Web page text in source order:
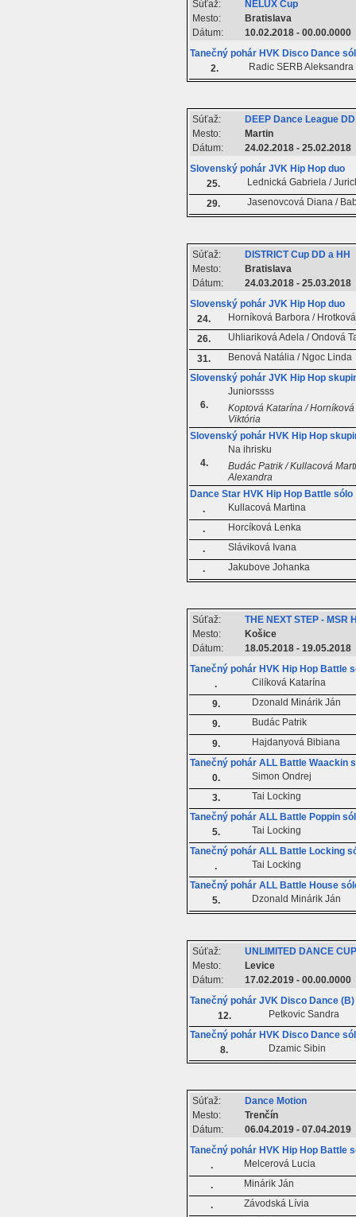
Súťaž:
NELUX Cup
Mesto:
Bratislava
Dátum:
10.02.2018 - 00.00.0000
Tanečný pohár HVK Disco Dance
2.
Radic SERB Aleksandra
Súťaž:
DEEP Dance League
Mesto:
Martin
Dátum:
24.02.2018 - 25.02.2018
Slovenský pohár JVK Hip Hop duo
25.
Lednická Gabriela /
29.
Jasenovcová Diana /
Súťaž:
DISTRICT Cup DD a HH
Mesto:
Bratislava
Dátum:
24.03.2018 - 25.03.2018
Slovenský pohár JVK Hip Hop duo
24.
Horníková Barbora /
26.
Uhliariková Adela / Ondová
31.
Benová Natália / Ngoc Linda
Slovenský pohár JVK Hip Hop
6.
Juniorssss
Koptová Katarína /
Viktória
Slovenský pohár HVK Hip Hop
4.
Na ihrisku
Budác Patrik / Kullacová
Alexandra
Dance Star HVK Hip Hop Battle sólo
.
Kullacová Martina
.
Horcíková Lenka
.
Sláviková Ivana
.
Jakubove Johanka
Súťaž:
THE NEXT STEP - MSR
Mesto:
Košice
Dátum:
18.05.2018 - 19.05.2018
Tanečný pohár HVK Hip Hop Battle
.
Cilíková Katarína
9.
Dzonald Minárik Ján
9.
Budác Patrik
9.
Hajdanyová Bibiana
Tanečný pohár ALL Battle Waackin
0.
Simon Ondrej
3.
Tai Locking
Tanečný pohár ALL Battle Poppin
5.
Tai Locking
Tanečný pohár ALL Battle Locking
.
Tai Locking
Tanečný pohár ALL Battle House
5.
Dzonald Minárik Ján
Súťaž:
UNLIMITED DANCE
Mesto:
Levice
Dátum:
17.02.2019 - 00.00.0000
Tanečný pohár JVK Disco Dance
12.
Petkovic Sandra
Tanečný pohár HVK Disco Dance
8.
Dzamic Sibin
Súťaž:
Dance Motion
Mesto:
Trenčín
Dátum:
06.04.2019 - 07.04.2019
Tanečný pohár HVK Hip Hop Battle
.
Melcerová Lucia
.
Minárik Ján
.
Závodská Lívia